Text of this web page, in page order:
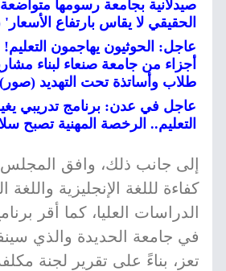
صيدلانية بجامعة رسومها
الحقيقي لا يقاس بارتفاع
عاجل: الحوثيون يهاجمون
أجزاء من جامعة صنعاء لبناء
طلاب وأساتذة تحت التهديد (صور)
عاجل في عدن: برنامج تدريبي
التعليم.. الرخصة المهنية تصبح
إلى جانب ذلك، وافق
كفاءة لللغة الإنجليزية واللغة
الدراسات العليا، كما أقر
في جامعة الحديدة والذي
تعز، بناءً على تقرير لجنة